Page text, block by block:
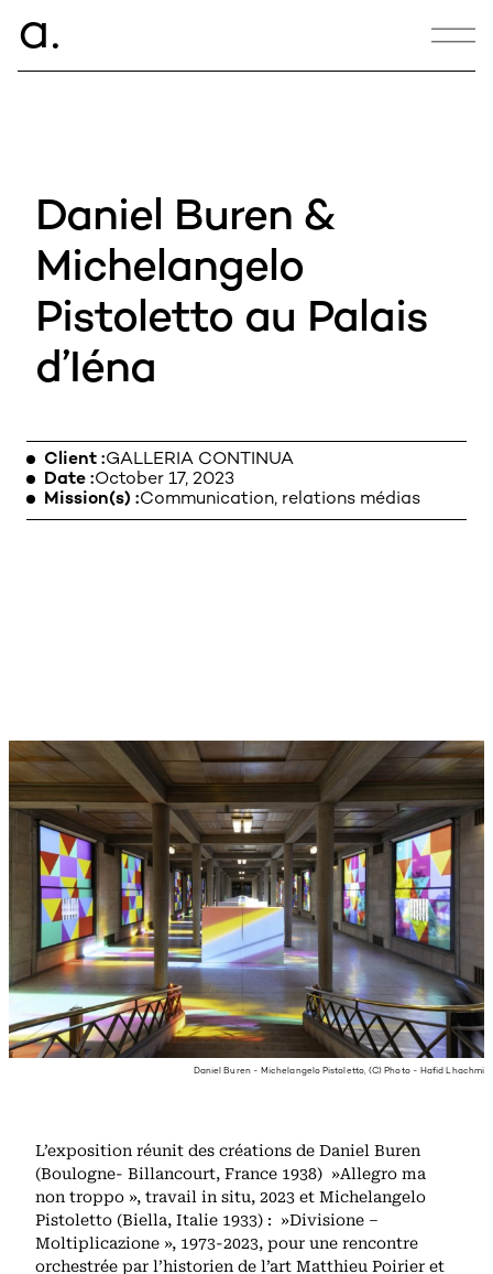
a
Daniel Buren &
Michelangelo
Pistoletto au Palais
d’Iéna
Client GALLERIA CONTINUA
Date October 17, 2023
Mission(s) Communication, relations médias
Daniel Buren - Michelangelo Pistoletto, (C) Photo - Hafid Lhachmi
L’exposition réunit des créations de Daniel Buren
(Boulogne- Billancourt, France 1938) »Allegro ma
non troppo », travail in situ, 2023 et Michelangelo
Pistoletto (Biella, Italie 1933) : »Divisione –
Moltiplicazione », 1973-2023, pour une rencontre
orchestrée par l’historien de l’art Matthieu Poirier et
hello@armance.co
+33 1 40 57 00 00